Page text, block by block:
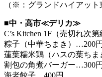
（※：グランドハイアッ
■中・高市≪デリカ≫
C’s Kitchen 1F（売切れ次第
粽子（中華ちまき）…200円
蓮葉糯米鶏（ハスの葉ち
割包の角煮バーガー…300円